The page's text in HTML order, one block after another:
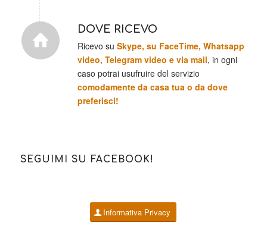
DOVE RICEVO
Ricevo su Skype, su FaceTime, Whatsapp
video, Telegram video e via mail, in ogni
caso potrai usufruire del servizio
comodamente da casa tua o da dove
preferisci!
SEGUIMI SU FACEBOOK!
Informativa Privacy